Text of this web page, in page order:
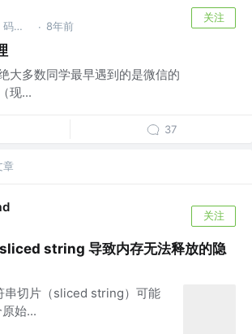
@公众号：码中仙 · 8年前
关注
大多数同学最早遇到的是微信的
现...
37
章
关注
string 导致内存无法释放的隐
串切片（sliced string）可能
始...